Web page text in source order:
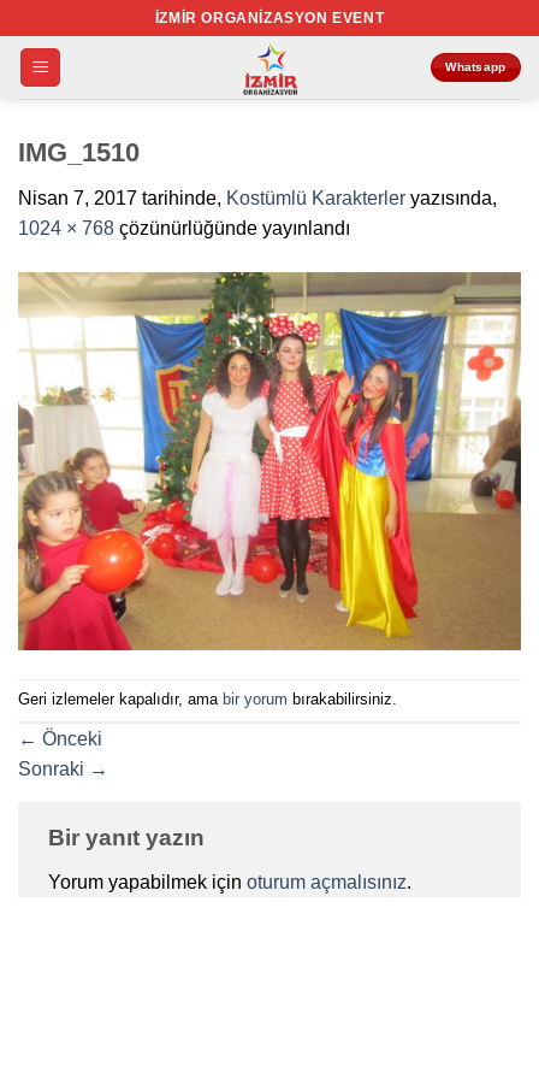
atla
İZMIR ORGANIZASYON EVENT
Whatsapp
IMG_1510
Nisan 7, 2017 tarihinde, Kostümlü Karakterler yazısında,
1024 × 768 çözünürlüğünde yayınlandı
Geri izlemeler kapalıdır, ama bir yorum bırakabilirsiniz.
← Önceki
Sonraki →
Bir yanıt yazın
Yorum yapabilmek için oturum açmalısınız.